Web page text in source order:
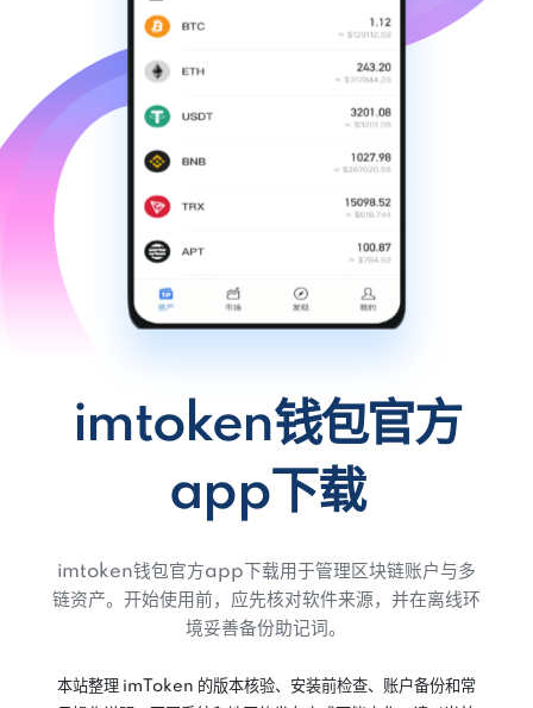
imtoken钱包官方
app下载
imtoken钱包官方app下载用于管理区块链账户与多
链资产。开始使用前，应先核对软件来源，并在离线环
境妥善备份助记词。
本站整理 imToken 的版本核验、安装前检查、账户备份和常